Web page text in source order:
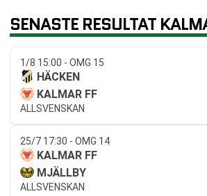
SENASTE RESULTAT
1/8 15:00 - OMG 15
HÄCKEN
KALMAR FF
ALLSVENSKAN
25/7 17:30 - OMG 14
KALMAR FF
MJÄLLBY
ALLSVENSKAN